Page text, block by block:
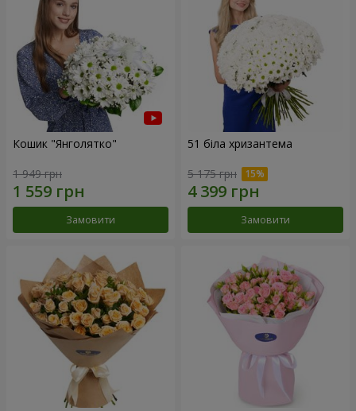
Кошик "Янголятко"
1 949 грн
Замовити
51 біла хризантема
5 175 грн
Замовити